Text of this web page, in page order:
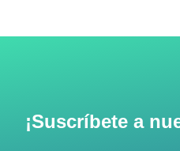
¡Suscríbete a